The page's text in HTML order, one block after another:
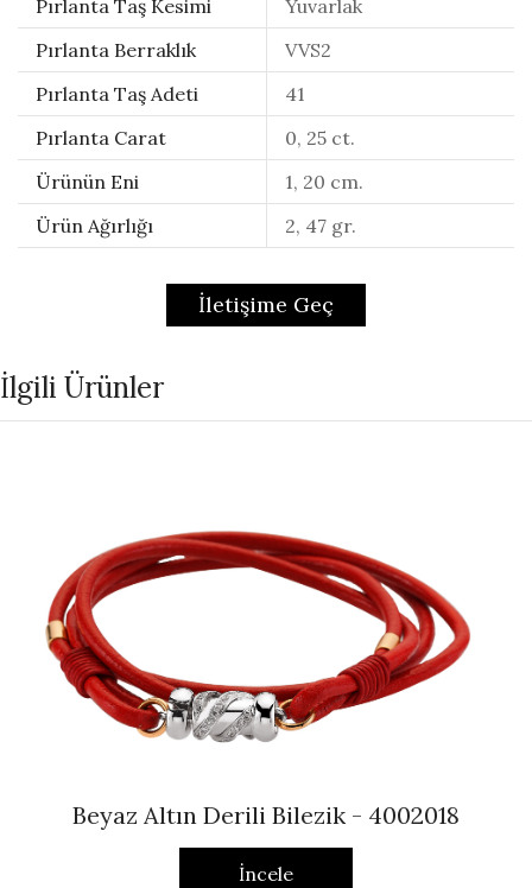
Pırlanta Taş Kesimi
Yuvarlak
Pırlanta Berraklık
VVS2
Pırlanta Taş Adeti
41
Pırlanta Carat
0, 25 ct.
Ürünün Eni
1, 20 cm.
Ürün Ağırlığı
2, 47 gr.
İletişime Geç
İlgili Ürünler
Beyaz Altın Derili Bilezik - 4002018
İncele